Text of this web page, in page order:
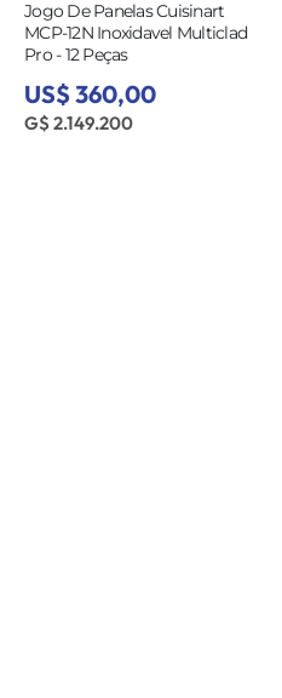
Jogo De Panelas Cuisinart
MCP-12N Inoxidavel Multiclad
Pro - 12 Peças
US$ 360,00
G$ 2.149.200